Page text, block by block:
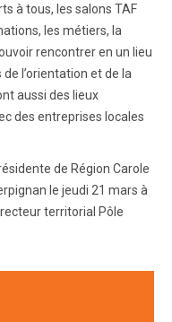
à tous, les salons TAF
les métiers, la
rencontrer en un lieu
l’orientation et de la
aussi des lieux
des entreprises locales
de Région Carole
le jeudi 21 mars à
territorial Pôle